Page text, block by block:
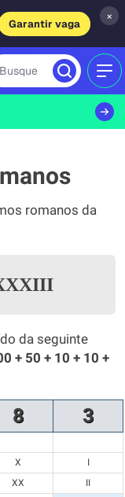
Garantir vaga
×
Busque
romanos da
da seguinte
+ 50 + 10 + 10 +
8 3
X
I
XX
II